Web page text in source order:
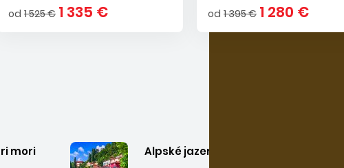
od 1 525 € 1 335 €
od 1 395 € 1 280 €
mori Alpské jazerá a Verona